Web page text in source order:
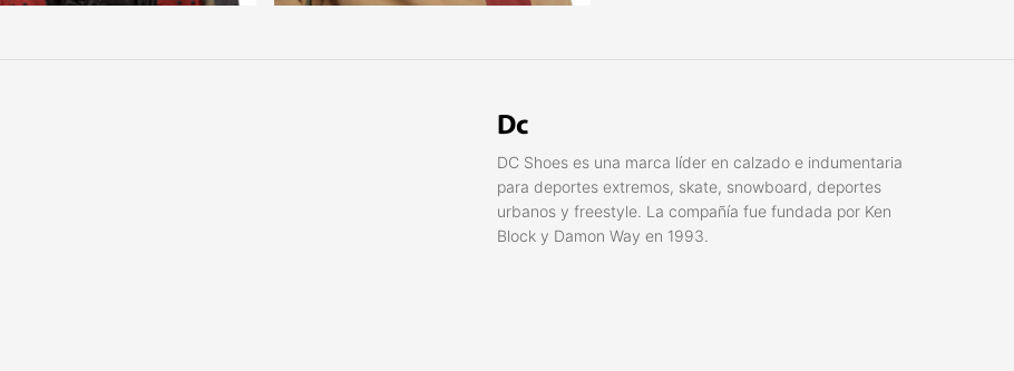
Dc
DC Shoes es una marca líder en calzado e indumentaria
para deportes extremos, skate, snowboard, deportes
urbanos y freestyle. La compañí­a fue fundada por Ken
Block y Damon Way en 1993.